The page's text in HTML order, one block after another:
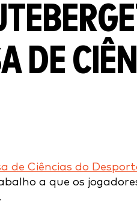
DE
de Ciências do
a que os